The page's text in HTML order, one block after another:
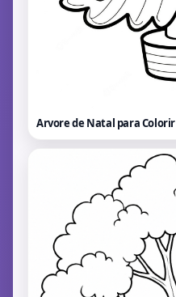
Arvore de Natal para Colorir